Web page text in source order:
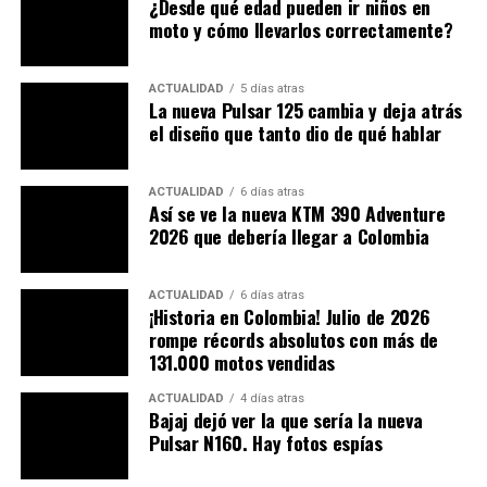
los héroes de la patria.
Esta consentida militar presenta alforjas tipo campaña,
granadas en porcelanicrón y madera, escopeta imitación
sin fulminantes, canana sin pólvora, linterna de gran
proyección, binoculares, extintor de emergencia, porta
cuchillos, cantimplora, macana, sleeping verde militar,
protectores de luces y tablero, pala, maletas de aluminio
laterales y más accesorios que vienen en camino.
“Las autoridades me paran mucho, pero no para pedirme
documentos sino para tomarse fotos
mientras sonríe cuando pasan y admiran su moto: “s
momentos muy bonitos cuando la gente admira la moto
y me pide que les conceda una foto, cuando voy por las
calles y las personas se quedan observando, eso es
Seguramente lo veremos en más encuentros por
¿Desde qué edad pueden ir niños en
moto y cómo llevarlos correctamente?
ACTUALIDAD 5 días atras
La nueva Pulsar 125 cambia y deja atrás
el diseño que tanto dio de qué hablar
ACTUALIDAD 6 días atras
Así se ve la nueva KTM 390 Adventure
2026 que debería llegar a Colombia
ACTUALIDAD 6 días atras
¡Historia en Colombia! Julio de 2026
rompe récords absolutos con más de
131.000 motos vendidas
ACTUALIDAD 4 días atras
Bajaj dejó ver la que sería la nueva
Pulsar N160. Hay fotos espías